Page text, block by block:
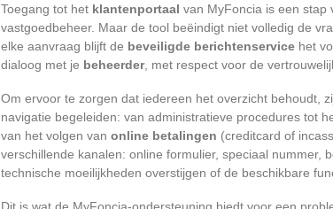
Toegang tot het klantenportaal van MyFoncia is een stap
vastgoedbeheer. Maar de tool beëindigt niet volledig de
elke aanvraag blijft de beveiligde berichtenservice het
dialoog met je beheerder, met respect voor de
Om ervoor te zorgen dat iedereen het overzicht behoudt,
navigatie begeleiden: van administratieve procedures tot
van het volgen van online betalingen (creditcard of
verschillende kanalen: online formulier, speciaal nummer,
technische moeilijkheden overstijgen of de beschikbare